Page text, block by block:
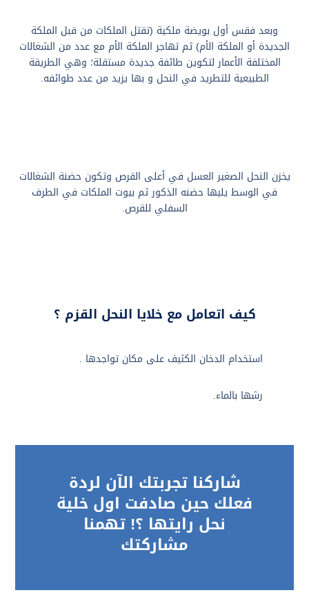
وبعد فقس أول بويضة ملكية (تقتل الملكات من قبل الملكة
الجديدة أو الملكة الأم) ثم تهاجر الملكة الأم مع عدد من الشغالات
المختلفة الأعمار لتكوين طائفة جديدة مستقلة؛ وهي الطريقة
الطبيعية للتطريد في النحل و بها يزيد من عدد طوائفه.
يخزن النحل الصغير العسل في أعلى القرص وتكون حضنة الشغالات
في الوسط يليها حضنه الذكور ثم بيوت الملكات في الطرف
السفلي للقرص.
كيف اتعامل مع خلايا النحل القزم ؟
استخدام الدخان الكثيف على مكان تواجدها .
رشها بالماء.
شاركنا تجربتك الآن لردة
فعلك حين صادفت اول خلية
نحل رايتها ؟! تهمنا
مشاركتك